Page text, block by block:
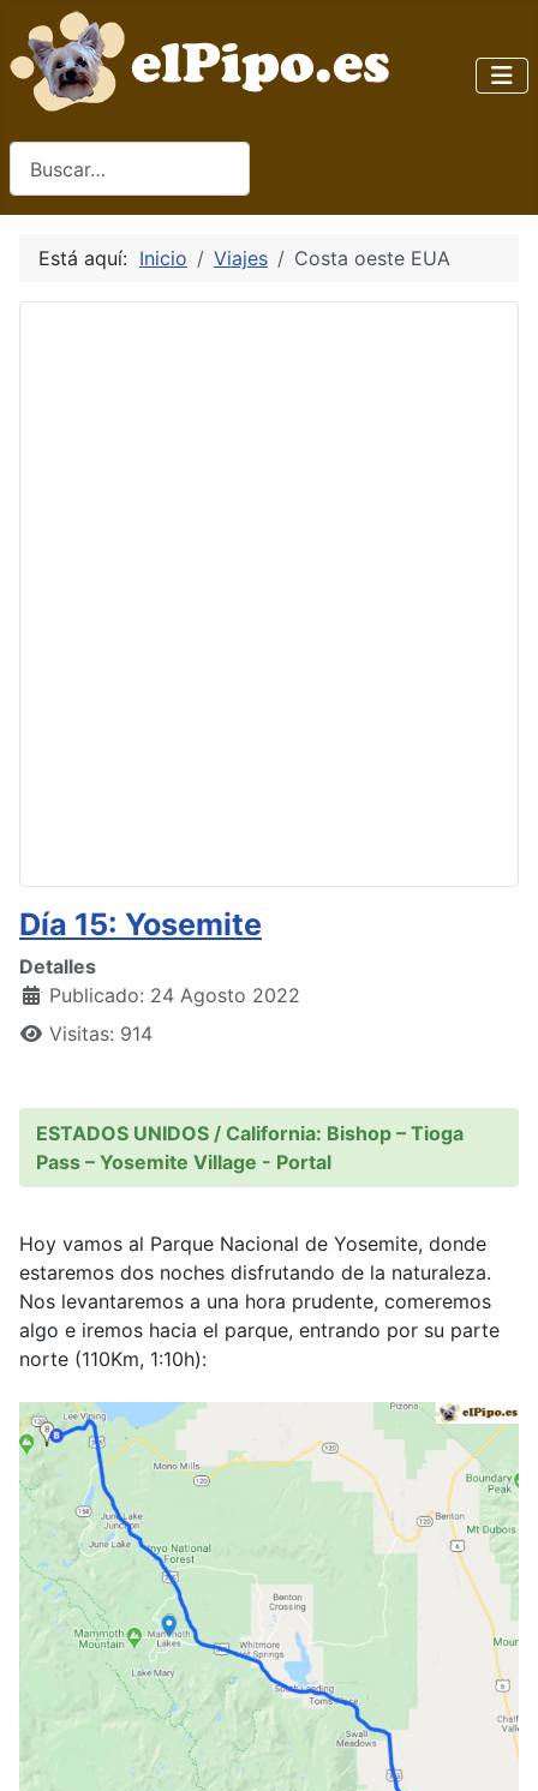
Está aquí: Inicio Viajes Costa oeste EUA
Día 15: Yosemite
Detalles
Publicado: 24 Agosto 2022
Visitas: 914
ESTADOS UNIDOS / California: Bishop – Tioga
Pass – Yosemite Village - Portal
Hoy vamos al Parque Nacional de Yosemite, donde
estaremos dos noches disfrutando de la naturaleza.
Nos levantaremos a una hora prudente, comeremos
algo e iremos hacia el parque, entrando por su parte
norte (110Km, 1:10h):